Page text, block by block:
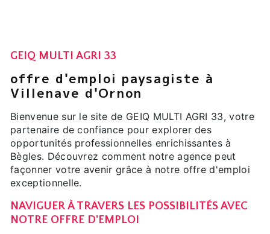
GEIQ MULTI AGRI 33
offre d'emploi paysagiste à
Villenave d'Ornon
Bienvenue sur le site de GEIQ MULTI AGRI 33, votre
partenaire de confiance pour explorer des
opportunités professionnelles enrichissantes à
Bègles. Découvrez comment notre agence peut
façonner votre avenir grâce à notre offre d'emploi
exceptionnelle.
NAVIGUER À TRAVERS LES POSSIBILITÉS AVEC
NOTRE OFFRE D'EMPLOI